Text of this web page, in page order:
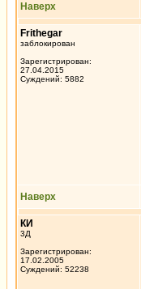
Наверх
Frithegar
заблокирован
Зарегистрирован:
27.04.2015
Суждений: 5882
Наверх
КИ
3Д
Зарегистрирован:
17.02.2005
Суждений: 52238